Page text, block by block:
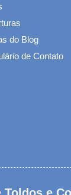
do Blog
de Contato